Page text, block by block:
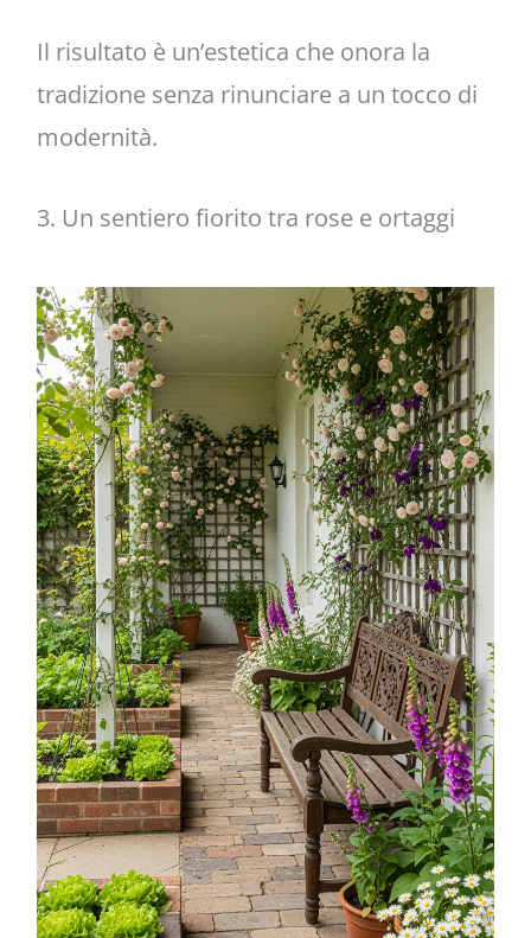
Il risultato è un’estetica che onora la
tradizione senza rinunciare a un tocco di
modernità.
3. Un sentiero fiorito tra rose e ortaggi